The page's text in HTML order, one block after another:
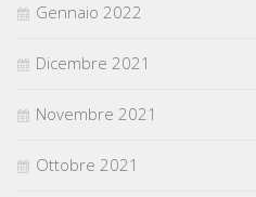
Gennaio 2022
Dicembre 2021
Novembre 2021
Ottobre 2021